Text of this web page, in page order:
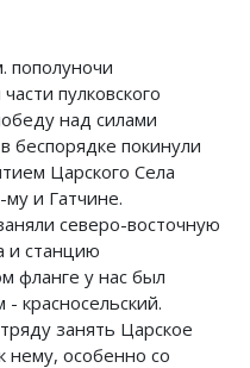
пополуночи
пулковского
над силами
беспорядке покинули
Царского Села
и Гатчине.
северо-восточную
и станцию
фланге у нас был
красносельский.
занять Царское
нему, особенно со